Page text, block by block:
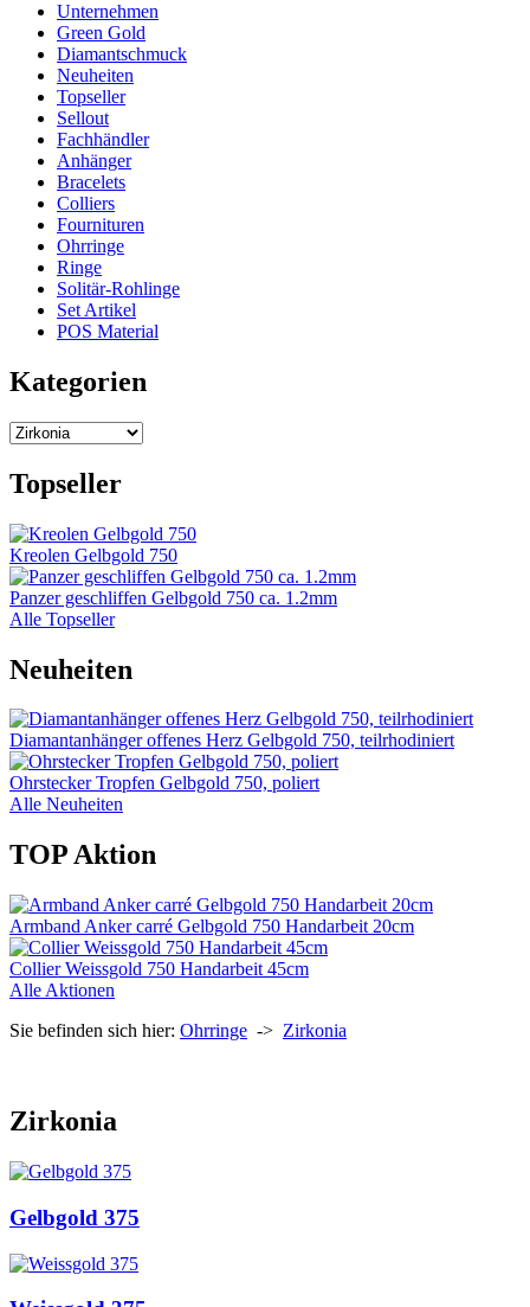
Unternehmen
Green Gold
Diamantschmuck
Neuheiten
Topseller
Sellout
Fachhändler
Anhänger
Bracelets
Colliers
Fournituren
Ohrringe
Ringe
Solitär-Rohlinge
Set Artikel
POS Material
Kategorien
Topseller
Kreolen Gelbgold 750
Panzer geschliffen Gelbgold 750 ca. 1.2mm
Alle Topseller
Neuheiten
Diamantanhänger offenes Herz Gelbgold 750, teilrhodiniert
Ohrstecker Tropfen Gelbgold 750, poliert
Alle Neuheiten
TOP Aktion
Armband Anker carré Gelbgold 750 Handarbeit 20cm
Collier Weissgold 750 Handarbeit 45cm
Alle Aktionen
Sie befinden sich hier: Ohrringe -> Zirkonia
Zirkonia
Gelbgold 375